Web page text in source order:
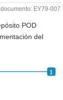
EY79-007
POD
del